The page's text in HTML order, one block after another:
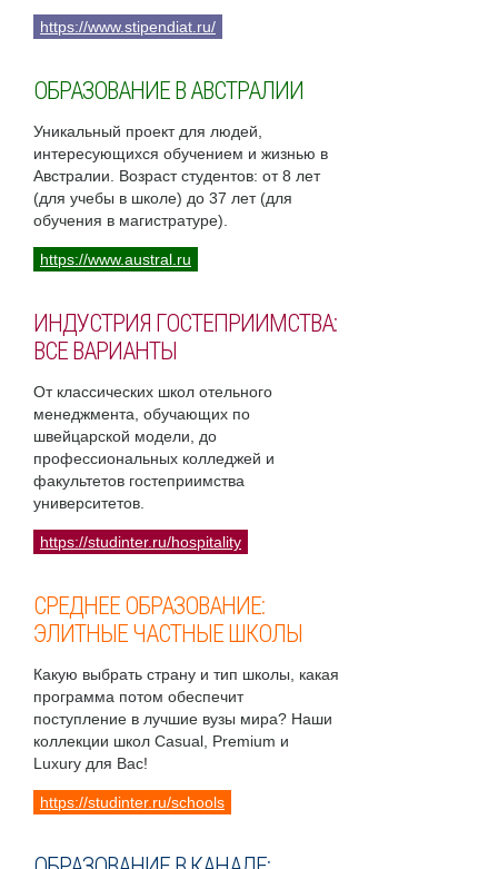
https://www.stipendiat.ru/
ОБРАЗОВАНИЕ В АВСТРАЛИИ
Уникальный проект для людей,
интересующихся обучением и жизнью в
Австралии. Возраст студентов: от 8 лет
(для учебы в школе) до 37 лет (для
обучения в магистратуре).
https://www.austral.ru
ИНДУСТРИЯ ГОСТЕПРИИМСТВА:
ВСЕ ВАРИАНТЫ
От классических школ отельного
менеджмента, обучающих по
швейцарской модели, до
профессиональных колледжей и
факультетов гостеприимства
университетов.
https://studinter.ru/hospitality
СРЕДНЕЕ ОБРАЗОВАНИЕ:
ЭЛИТНЫЕ ЧАСТНЫЕ ШКОЛЫ
Какую выбрать страну и тип школы, какая
программа потом обеспечит
поступление в лучшие вузы мира? Наши
коллекции школ Casual, Premium и
Luxury для Вас!
https://studinter.ru/schools